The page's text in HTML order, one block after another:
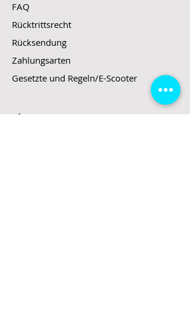
FAQ
Rücktrittsrecht
Rücksendung
Zahlungsarten
Gesetzte und Regeln/E-Scooter
Shop